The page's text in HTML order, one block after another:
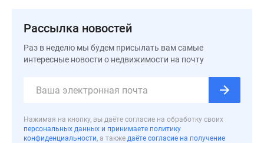
Петербурге
Коттеджные
поселки
коттеджные
поселки
Рассылка новостей
Раз в неделю мы будем присылать вам самые
интересные новости о недвижимости на почту
Нажимая на кнопку, вы даёте согласие на обработку своих
персональных данных и принимаете политику
конфиденциальности, а также даёте согласие на получение